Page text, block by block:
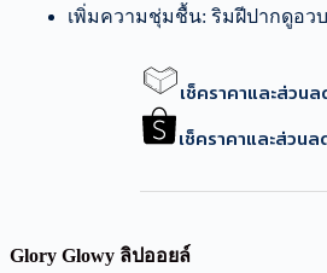
เพิ่มความชุ่มชื้น: ริมฝีปากดูอว
เช็คราคาและส่วน
เช็คราคาและส่วน
Glory Glowy ลิปออยล์